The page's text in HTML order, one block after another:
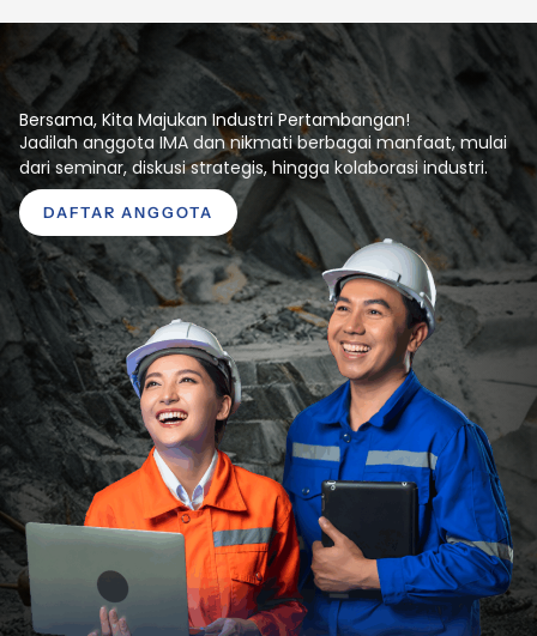
Bersama, Kita Majukan Industri Pertambangan!
Jadilah anggota IMA dan nikmati berbagai manfaat, mulai
dari seminar, diskusi strategis, hingga kolaborasi industri.
DAFTAR ANGGOTA